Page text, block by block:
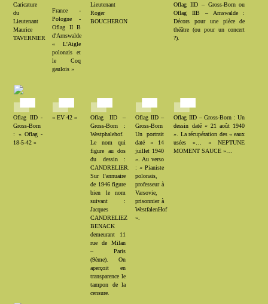
Caricature
du
Lieutenant
Maurice
TAVERNIER
France -
Pologne -
Oflag II B
d'Arnswalde
« L'Aigle
polonais et
le Coq
gaulois »
Lieutenant
Roger
BOUCHERON
Oflag IID – Gross-Born ou
Oflag IIB – Arnswalde :
Décors pour une pièce de
théâtre (ou pour un concert
?).
Oflag IID -
Gross-Born
: « Oflag -
18-5-42 »
« EV 42 »
Oflag IID –
Gross-Born :
Westphalehof.
Le nom qui
figure au dos
du dessin :
CANDRELIER.
Sur l'annuaire
de 1946 figure
bien le nom
suivant :
Jacques
CANDRELIEZ
BENACK
demeurant 11
rue de Milan
– Paris
(9ème). On
aperçoit en
transparence le
tampon de la
censure.
Oflag IID –
Gross-Born
Un portrait
daté « 14
juillet 1940
». Au verso
: « Pianiste
polonais,
professeur à
Varsovie,
prisonnier à
WestfalenHof
».
Oflag IID – Gross-Born : Un
dessin daté « 21 août 1940
». La récupération des « eaux
usées »… « NEPTUNE
MOMENT SAUCE »…